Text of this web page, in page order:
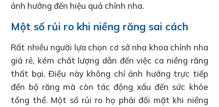
ảnh hưởng đến hiệu quả chỉnh nha.
Một số rủi ro khi niềng răng sai cách
Rất nhiều người lựa chọn cơ sở nha khoa chỉnh nha
giá rẻ, kém chất lượng dẫn đến việc ca niềng răng
thất bại. Điều này không chỉ ảnh hưởng trực tiếp
đến bộ răng mà còn tác động xấu đến sức khỏe
tổng thể. Một số rủi ro họ phải đối mặt khi niềng